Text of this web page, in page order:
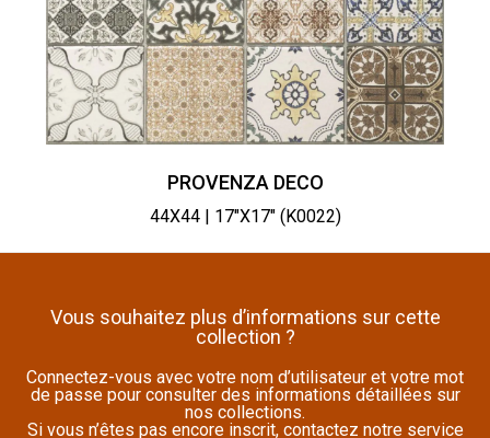
PROVENZA DECO
44X44 | 17"X17" (K0022)
Vous souhaitez plus d’informations sur cette
collection ?
Connectez-vous avec votre nom d’utilisateur et votre mot
de passe pour consulter des informations détaillées sur
nos collections.
Si vous n’êtes pas encore inscrit, contactez notre service